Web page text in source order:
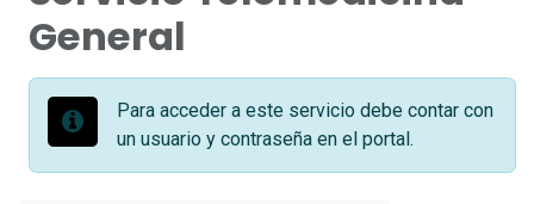
General
Para acceder a este servicio debe contar con
un usuario y contraseña en el portal.